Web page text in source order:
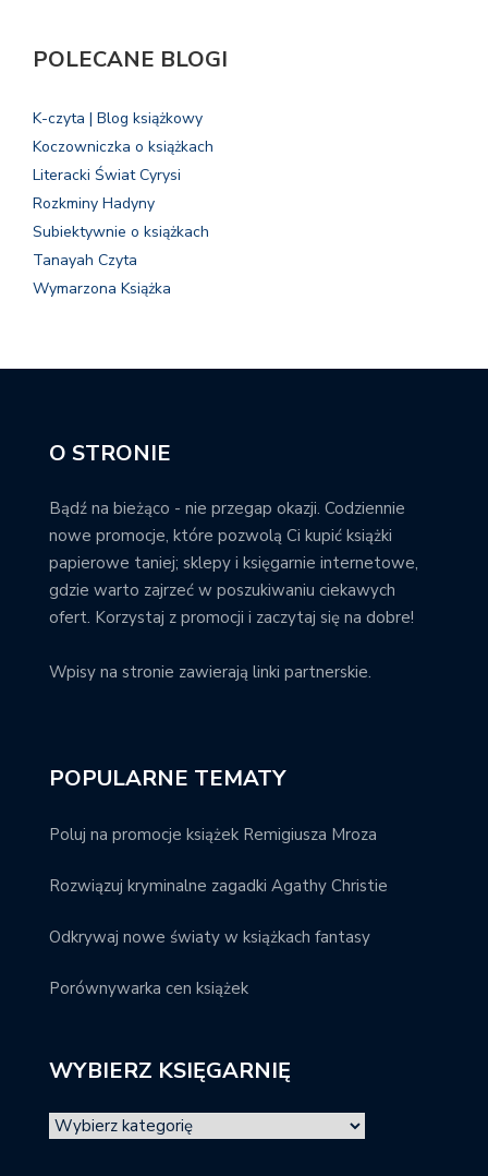
POLECANE BLOGI
K-czyta | Blog książkowy
Koczowniczka o książkach
Literacki Świat Cyrysi
Rozkminy Hadyny
Subiektywnie o książkach
Tanayah Czyta
Wymarzona Książka
O STRONIE
Bądź na bieżąco - nie przegap okazji. Codziennie
nowe promocje, które pozwolą Ci kupić książki
papierowe taniej; sklepy i księgarnie internetowe,
gdzie warto zajrzeć w poszukiwaniu ciekawych
ofert. Korzystaj z promocji i zaczytaj się na dobre!
Wpisy na stronie zawierają linki partnerskie.
POPULARNE TEMATY
Poluj na promocje książek Remigiusza Mroza
Rozwiązuj kryminalne zagadki Agathy Christie
Odkrywaj nowe światy w książkach fantasy
Porównywarka cen książek
WYBIERZ KSIĘGARNIĘ